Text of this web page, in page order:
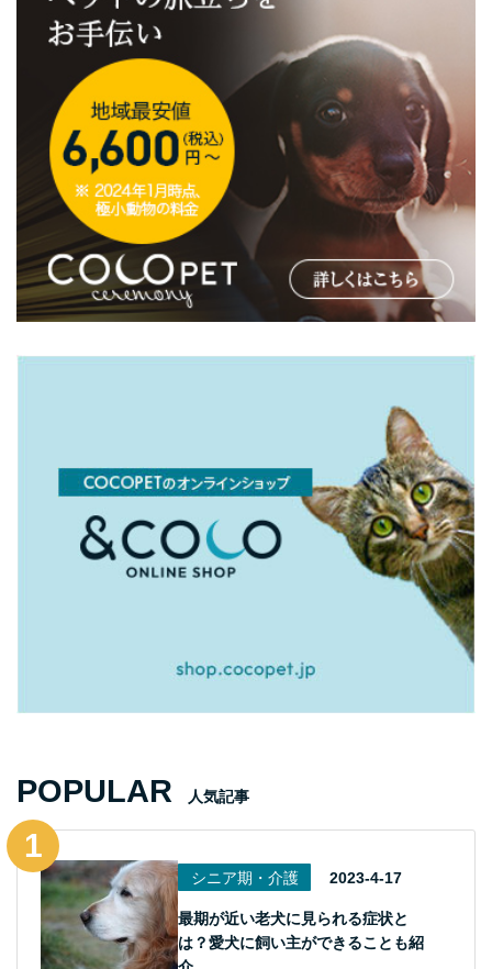
POPULAR 人気記事
シニア期・介護 2023-4-17
最期が近い老犬に見られる症状と
は？愛犬に飼い主ができることも紹